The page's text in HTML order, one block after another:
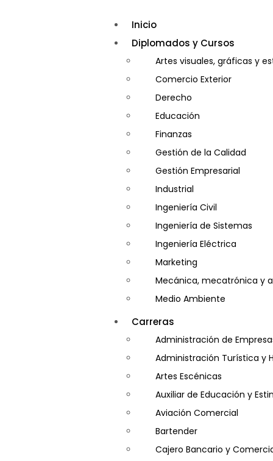
Inicio
Diplomados y Cursos
Artes visuales, gráficas y
Comercio Exterior
Derecho
Educación
Finanzas
Gestión de la Calidad
Gestión Empresarial
Industrial
Ingeniería Civil
Ingeniería de Sistemas
Ingeniería Eléctrica
Marketing
Mecánica, mecatrónica y
Medio Ambiente
Minería e Hidrocarburos
Salud y Psicología
Seguridad
Carreras
Administración de
Administración Turística y
Artes Escénicas
Auxiliar de Educación y
Aviación Comercial
Bartender
Cajero Bancario y